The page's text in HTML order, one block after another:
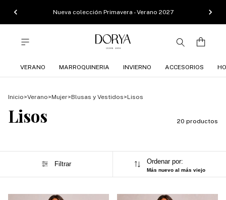
Nueva colección Primavera - Verano 2027
VERANO MARROQUINERIA INVIERNO ACCESORIOS
Inicio>Verano>Mujer>Blusas y Vestidos>Lisos
Lisos 20 productos
Filtrar Ordenar por:
Más nuevo al más viejo